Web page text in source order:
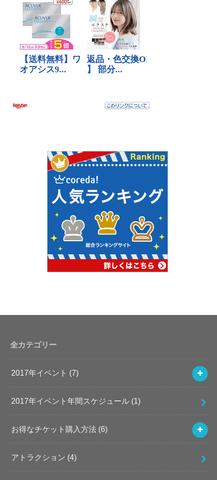
全カテゴリー
2017年イベント (7)
2017年イベント年間スケジュール (1)
お得なチケット購入方法 (6)
アトラクション (4)